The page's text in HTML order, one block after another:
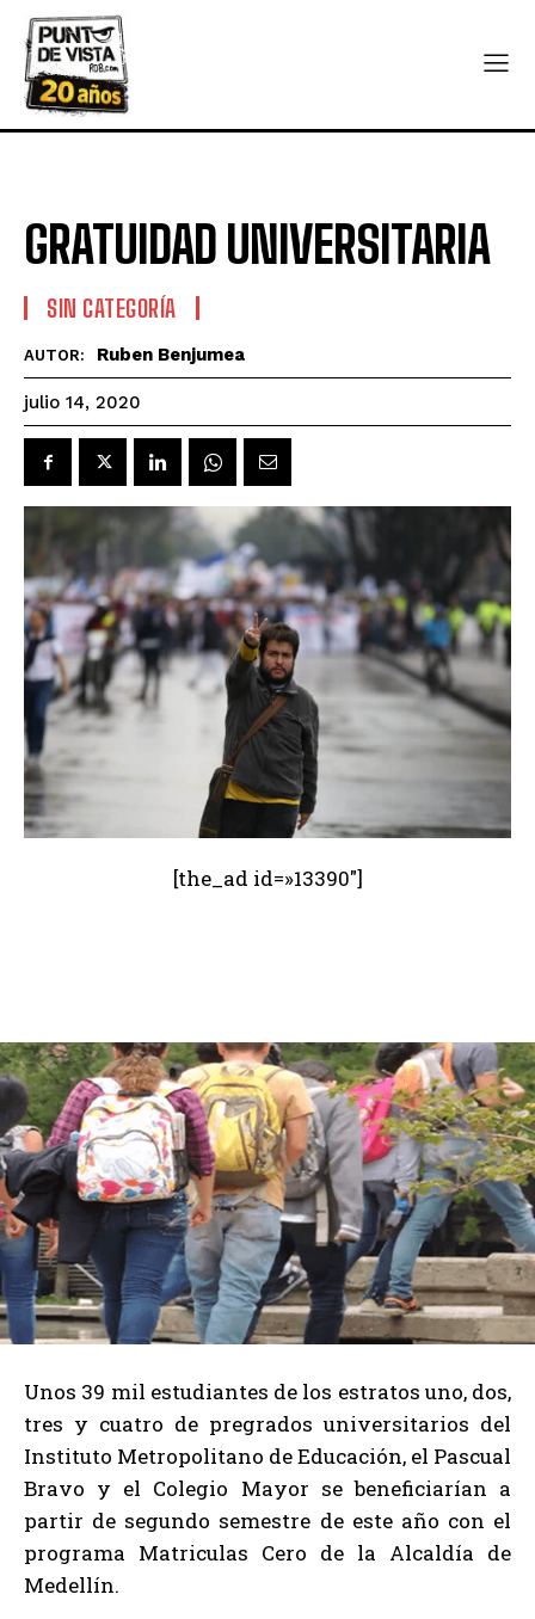
GRATUIDAD UNIVERSITARIA
SIN CATEGORÍA
AUTOR: Ruben Benjumea
julio 14, 2020
[the_ad id=»13390″]
Unos 39 mil estudiantes de los estratos uno, dos,
tres y cuatro de pregrados universitarios del
Instituto Metropolitano de Educación, el Pascual
Bravo y el Colegio Mayor se beneficiarían a
partir de segundo semestre de este año con el
programa Matriculas Cero de la Alcaldía de
Medellín.